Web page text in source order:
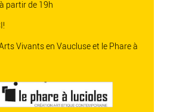
partir de 19h
Vivants en Vaucluseet le Phare à